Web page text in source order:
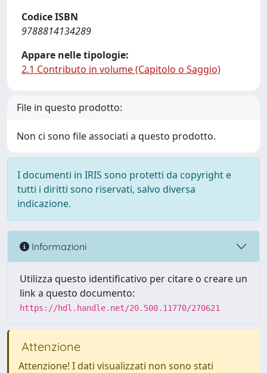
Codice ISBN
9788814134289
Appare nelle tipologie:
2.1 Contributo in volume (Capitolo o Saggio)
File in questo prodotto:
Non ci sono file associati a questo prodotto.
I documenti in IRIS sono protetti da copyright e
tutti i diritti sono riservati, salvo diversa
indicazione.
Informazioni
Utilizza questo identificativo per citare o creare un
link a questo documento:
https://hdl.handle.net/20.500.11770/270621
Attenzione
Attenzione! I dati visualizzati non sono stati